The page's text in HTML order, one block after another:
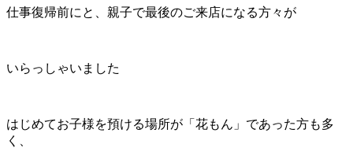
仕事復帰前にと、親子で最後のご来店になる方々が
いらっしゃいました
はじめてお子様を預ける場所が「花もん」であった方も多
く、